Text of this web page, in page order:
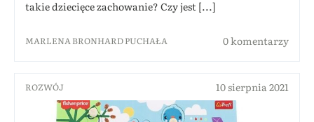
takie dziecięce zachowanie? Czy jest [...]
MARLENA BRONHARD PUCHAŁA 0 komentarzy
ROZWÓJ 10 sierpnia 2021